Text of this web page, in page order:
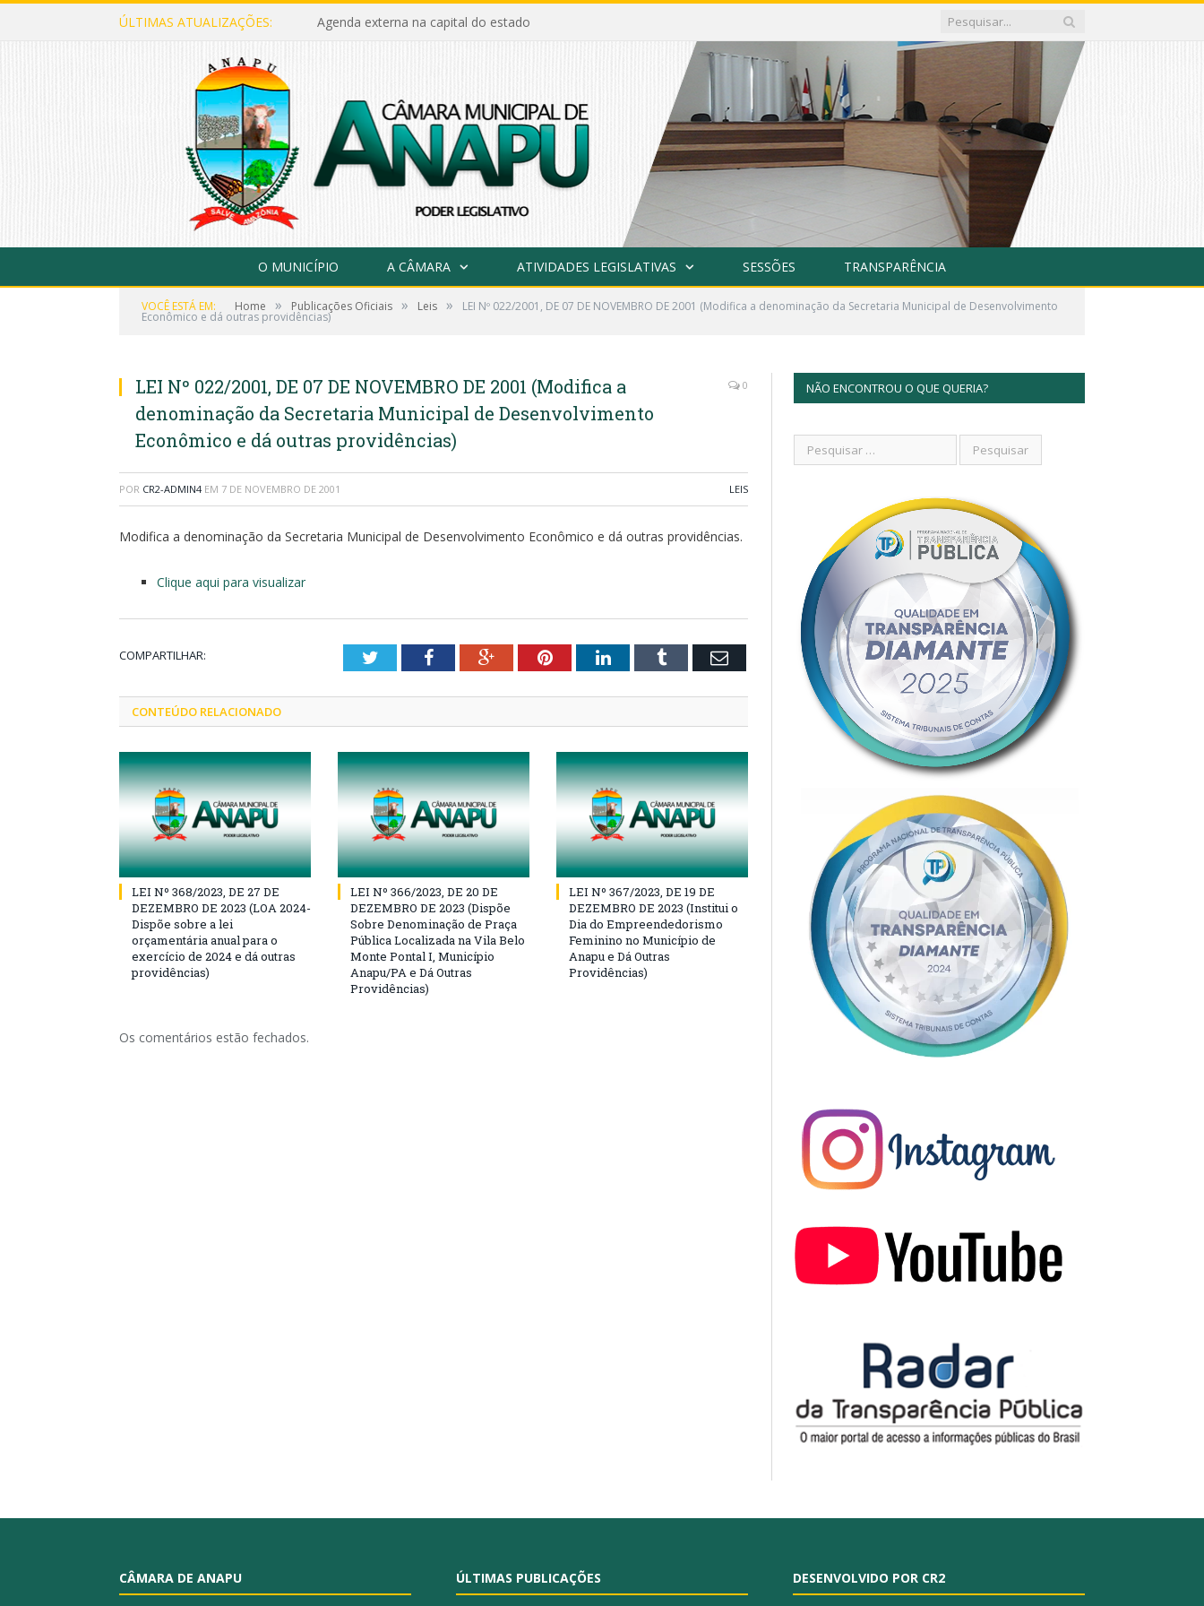
ÚLTIMAS ATUALIZAÇÕES: Agenda externa na capital do estado
O MUNICÍPIO A CÂMARA ATIVIDADES LEGISLATIVAS SESSÕES TRANSPARÊNCIA
VOCÊ ESTÁ EM: Home » Publicações Oficiais » Leis » LEI Nº 022/2001, DE 07 DE NOVEMBRO DE 2001 (Modifica a denominação da Secretaria Municipal de Desenvolvimento
Econômico e dá outras providências)
LEI Nº 022/2001, DE 07 DE NOVEMBRO DE 2001 (Modifica a
denominação da Secretaria Municipal de Desenvolvimento
Econômico e dá outras providências)
0
POR CR2-ADMIN4 EM 7 DE NOVEMBRO DE 2001 LEIS
Modifica a denominação da Secretaria Municipal de Desenvolvimento Econômico e dá outras providências.
Clique aqui para visualizar
COMPARTILHAR: TwitterFacebookGoogle+PinterestLinkedInTumblr Email
CONTEÚDO RELACIONADO
LEI Nº 368/2023, DE 27 DE
DEZEMBRO DE 2023 (LOA 2024-
Dispõe sobre a lei
orçamentária anual para o
exercício de 2024 e dá outras
providências)
LEI Nº 366/2023, DE 20 DE
DEZEMBRO DE 2023 (Dispõe
Sobre Denominação de Praça
Pública Localizada na Vila Belo
Monte Pontal I, Município
Anapu/PA e Dá Outras
Providências)
LEI Nº 367/2023, DE 19 DE
DEZEMBRO DE 2023 (Institui o
Dia do Empreendedorismo
Feminino no Município de
Anapu e Dá Outras
Providências)
Os comentários estão fechados.
NÃO ENCONTROU O QUE QUERIA?
CÂMARA DE ANAPU ÚLTIMAS PUBLICAÇÕES DESENVOLVIDO POR CR2